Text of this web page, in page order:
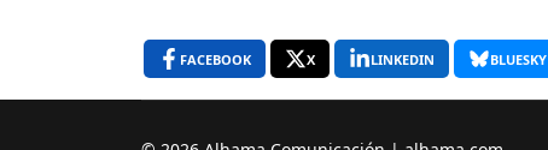
FACEBOOK X LINKEDIN BLUESKY